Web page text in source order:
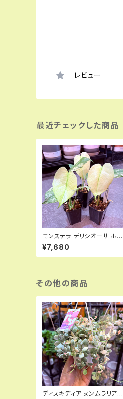
レビュー
最近チェックした商品
モンステラ デリシオーサ ホワ
イトモンスター 3号
¥7,680
その他の商品
ディスキディア ヌンムラリア斑